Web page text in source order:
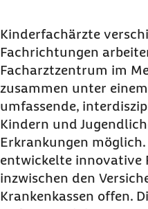
Kinderfachärzte
Fachrichtungen
Facharztzentrum im
zusammen unter
umfassende,
Kindern und
Erkrankungen möglich.
entwickelte innovative
inzwischen den
Krankenkassen offen.